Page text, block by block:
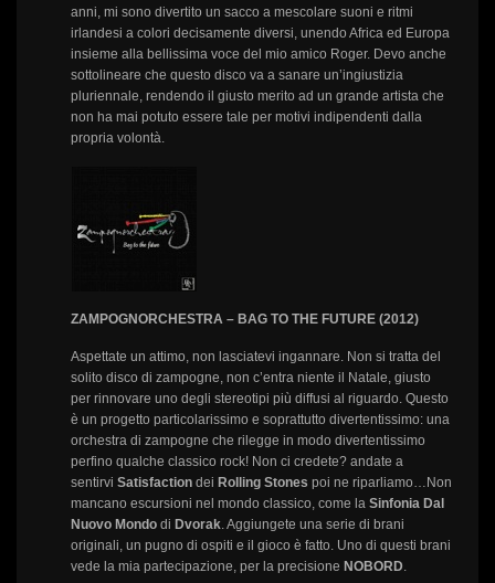
anni, mi sono divertito un sacco a mescolare suoni e ritmi
irlandesi a colori decisamente diversi, unendo Africa ed Europa
insieme alla bellissima voce del mio amico Roger. Devo anche
sottolineare che questo disco va a sanare un’ingiustizia
pluriennale, rendendo il giusto merito ad un grande artista che
non ha mai potuto essere tale per motivi indipendenti dalla
propria volontà.
ZAMPOGNORCHESTRA – BAG TO THE FUTURE (2012)
Aspettate un attimo, non lasciatevi ingannare. Non si tratta del
solito disco di zampogne, non c’entra niente il Natale, giusto
per rinnovare uno degli stereotipi più diffusi al riguardo. Questo
è un progetto particolarissimo e soprattutto divertentissimo: una
orchestra di zampogne che rilegge in modo divertentissimo
perfino qualche classico rock! Non ci credete? andate a
sentirvi Satisfaction dei Rolling Stones poi ne riparliamo…Non
mancano escursioni nel mondo classico, come la Sinfonia Dal
Nuovo Mondodi Dvorak. Aggiungete una serie di brani
originali, un pugno di ospiti e il gioco è fatto. Uno di questi brani
vede la mia partecipazione, per la precisione NOBORD